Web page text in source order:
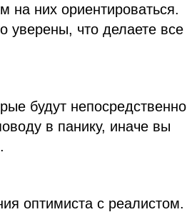
них ориентироваться.
уверены, что делаете все
будут непосредственно
в панику, иначе вы
оптимиста с реалистом.